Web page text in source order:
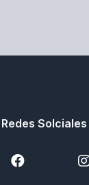
Redes Solciales